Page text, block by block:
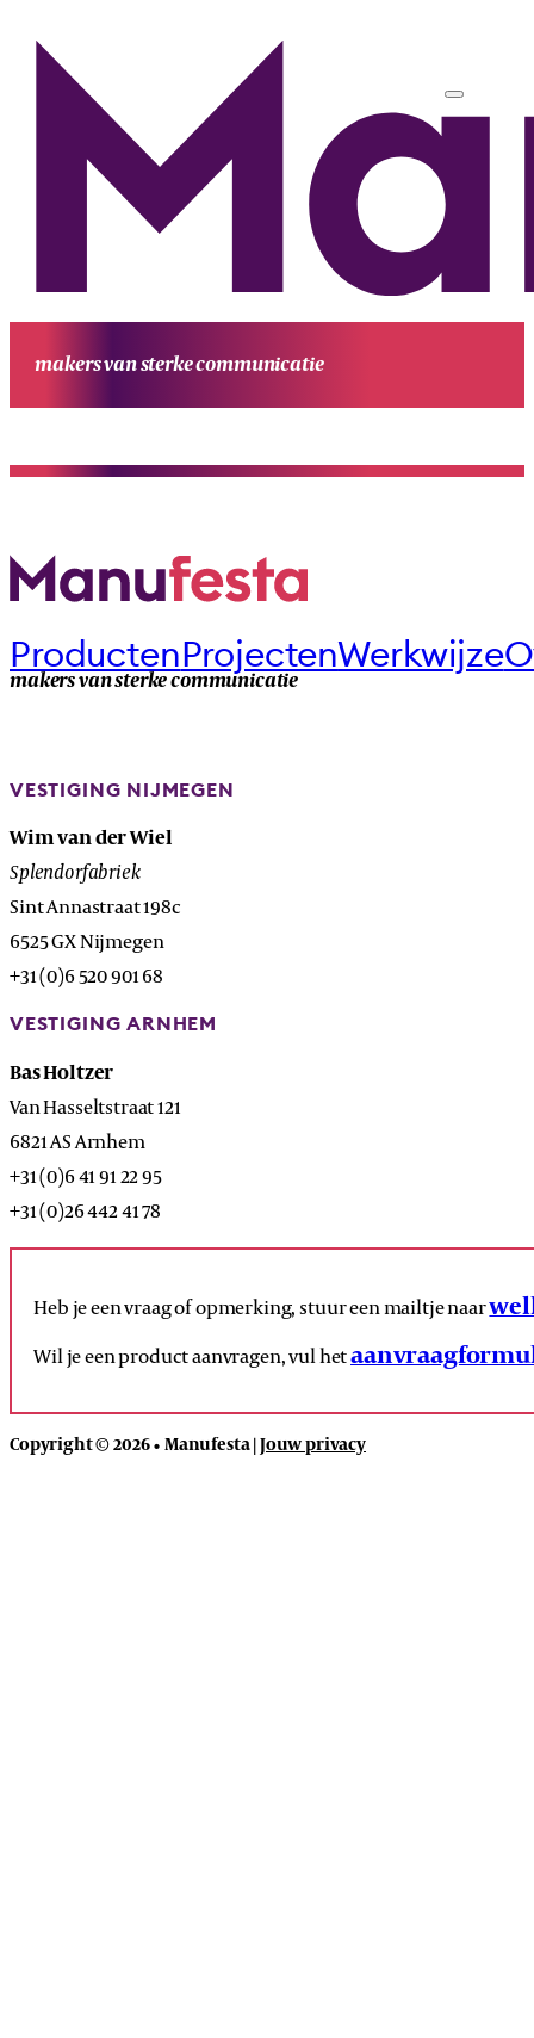
makers van sterke communicatie
makers van sterke communicatie
ProductenProjectenWerkwijze
VESTIGING NIJMEGEN
Wim van der Wiel
Splendorfabriek
Sint Annastraat 198c
6525 GX Nijmegen
+31 (0)6 520 901 68
VESTIGING ARNHEM
Bas Holtzer
Van Hasseltstraat 121
6821 AS Arnhem
+31 (0)6 41 91 22 95
+31 (0)26 442 41 78
Heb je een vraag of opmerking, stuur een mailtje naar
Wil je een product aanvragen, vul het
Copyright © 2026 • Manufesta |Jouw privacy